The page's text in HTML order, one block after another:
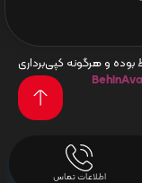
اطلاعات تماس
و هرگونه کپی‌برداری
BehinAva